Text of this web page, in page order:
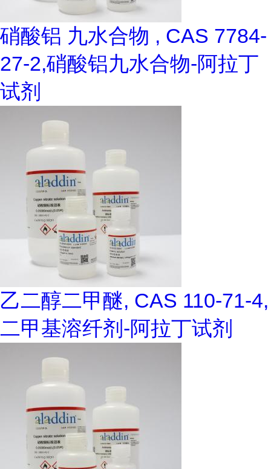
硝酸铝 九水合物 , CAS 7784-
27-2,硝酸铝九水合物-阿拉丁
试剂
乙二醇二甲醚, CAS 110-71-4,
二甲基溶纤剂-阿拉丁试剂